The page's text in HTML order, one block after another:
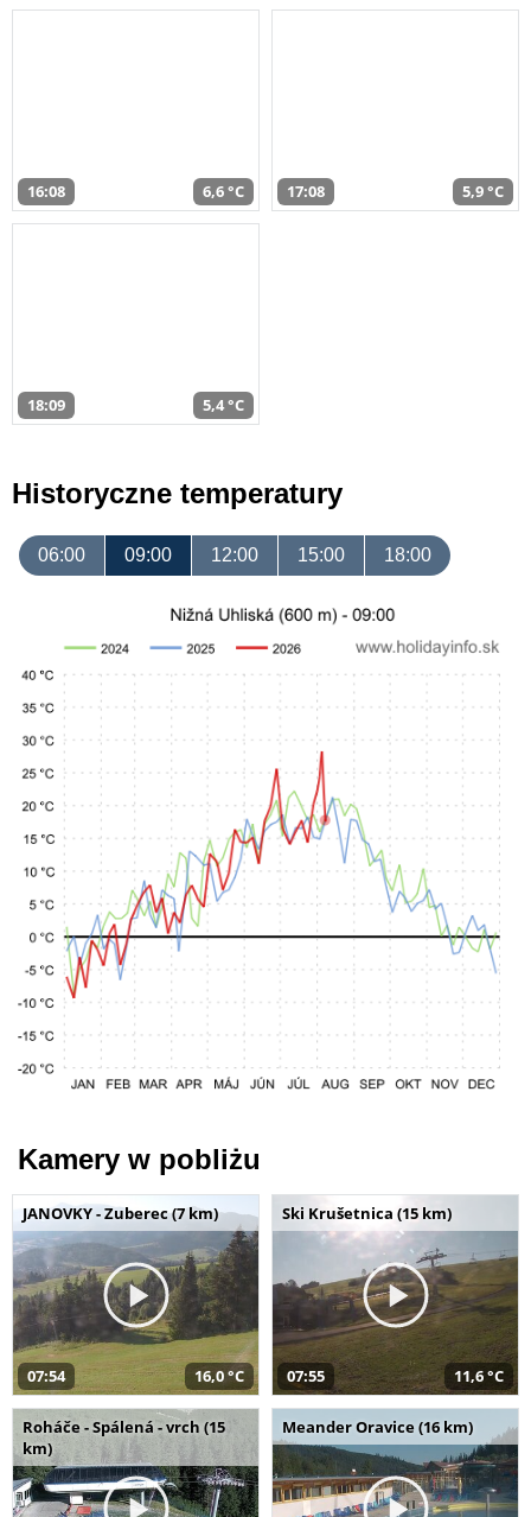
16:08 6,6 °C 17:08 5,9 °C
18:09 5,4 °C
Historyczne temperatury
06:00 09:00 12:00 15:00 18:00
Kamery w pobliżu
JANOVKY - Zuberec (7 km)
07:54 16,0 °C
Ski Krušetnica (15 km)
07:55 11,6 °C
Roháče - Spálená - vrch (15
km)
Meander Oravice (16 km)